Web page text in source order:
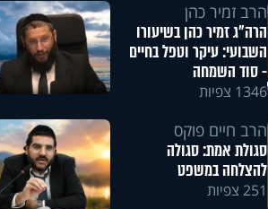
הרב זמיר כהן
הרה"ג זמיר כהן בשיעורו
השבועי: עיקר וטפל בחיים
- סוד השמחה
1346 צפיות
הרב חיים פוקס
סגולת אמת: סגולה
להצלחה במשפט
251 צפיות